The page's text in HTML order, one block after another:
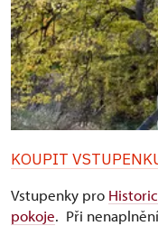
KOUPIT
Vstupenky pro
pokoje. Při